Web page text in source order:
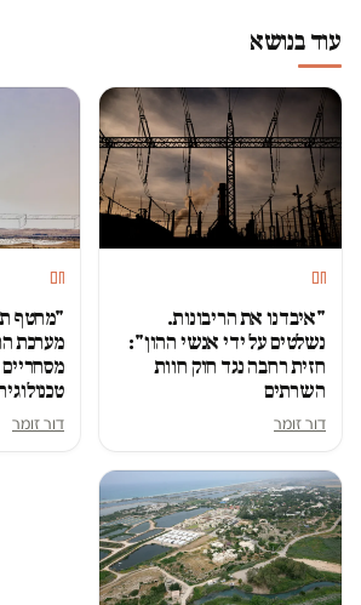
עוד בנושא
חם
"איבדנו את הריבונות.
נשלטים על ידי אנשי ההון":
חזית רחבה נגד חוק חוות
השרתים
דור זומר
חם
"מחטף
מערכת
דור זומר